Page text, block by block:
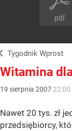
pdf
Tygodnik Wprost
Witamina
19 sierpnia 2007 22:00
Nawet 20 tys. zł
przedsiębiorcy,